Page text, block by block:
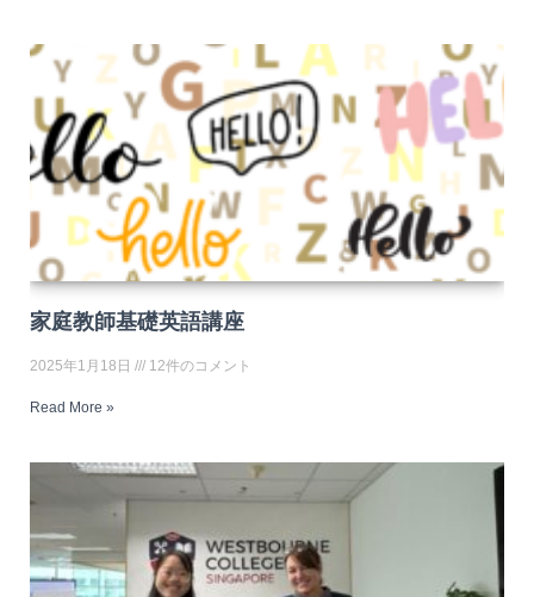
家庭教師基礎英語講座
2025年1月18日 12件のコメント
Read More »